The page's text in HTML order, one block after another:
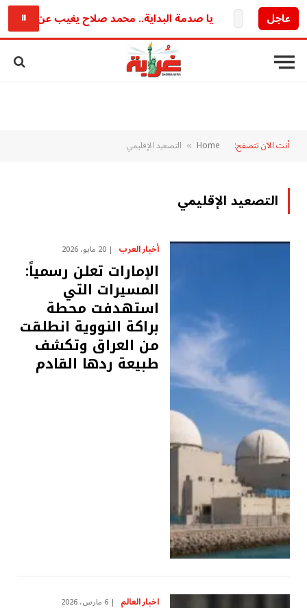
عاجل يا صدمة البداية.. محمد صلاح يغيب عن ودية ⏸
أنت الآن تتصفح: Home
» التصعيد الإقليمي
التصعيد الإقليمي
أخبار العرب 20 مايو، 2026
الإمارات تعلن رسمياً:
المسيرات التي
استهدفت محطة
براكة النووية انطلقت
من العراق وتكشف
طبيعة ردها القادم
اخبار العالم 6 مارس، 2026